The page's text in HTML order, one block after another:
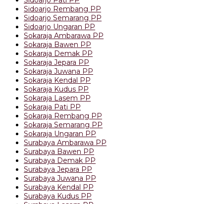
Sidoarjo Rembang PP
Sidoarjo Semarang PP
Sidoarjo Ungaran PP
Sokaraja Ambarawa PP
Sokaraja Bawen PP
Sokaraja Demak PP
Sokaraja Jepara PP
Sokaraja Juwana PP
Sokaraja Kendal PP
Sokaraja Kudus PP
Sokaraja Lasem PP
Sokaraja Pati PP
Sokaraja Rembang PP
Sokaraja Semarang PP
Sokaraja Ungaran PP
Surabaya Ambarawa PP
Surabaya Bawen PP
Surabaya Demak PP
Surabaya Jepara PP
Surabaya Juwana PP
Surabaya Kendal PP
Surabaya Kudus PP